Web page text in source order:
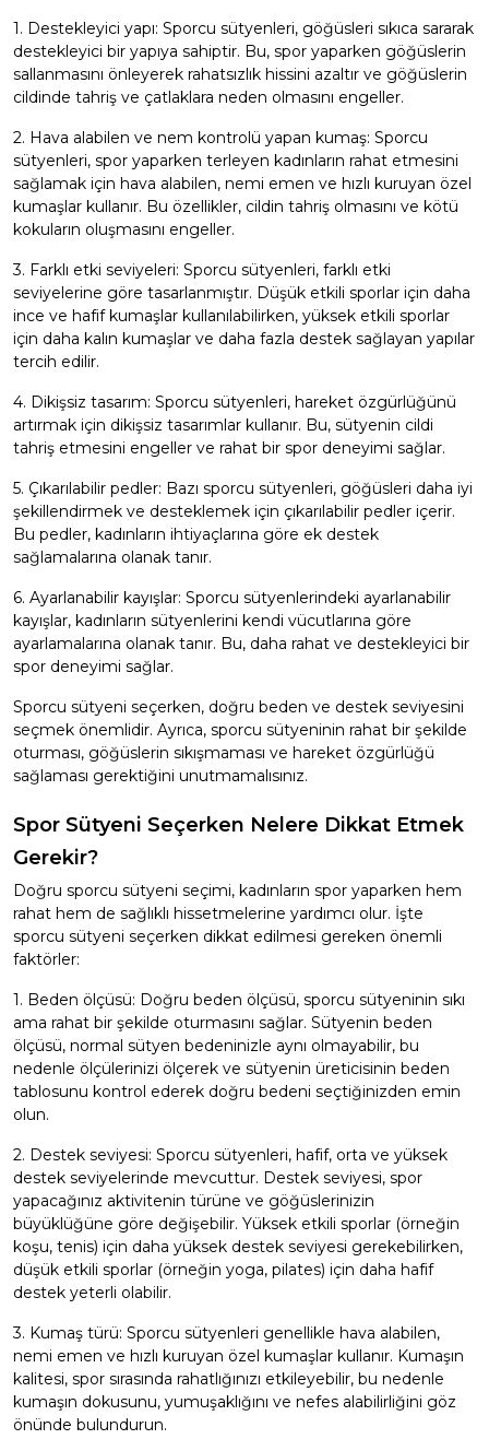
1. Destekleyici yapı: Sporcu sütyenleri, göğüsleri sıkıca sararak
destekleyici bir yapıya sahiptir. Bu, spor yaparken göğüslerin
sallanmasını önleyerek rahatsızlık hissini azaltır ve göğüslerin
cildinde tahriş ve çatlaklara neden olmasını engeller.
2. Hava alabilen ve nem kontrolü yapan kumaş: Sporcu
sütyenleri, spor yaparken terleyen kadınların rahat etmesini
sağlamak için hava alabilen, nemi emen ve hızlı kuruyan özel
kumaşlar kullanır. Bu özellikler, cildin tahriş olmasını ve kötü
kokuların oluşmasını engeller.
3. Farklı etki seviyeleri: Sporcu sütyenleri, farklı etki
seviyelerine göre tasarlanmıştır. Düşük etkili sporlar için daha
ince ve hafif kumaşlar kullanılabilirken, yüksek etkili sporlar
için daha kalın kumaşlar ve daha fazla destek sağlayan yapılar
tercih edilir.
4. Dikişsiz tasarım: Sporcu sütyenleri, hareket özgürlüğünü
artırmak için dikişsiz tasarımlar kullanır. Bu, sütyenin cildi
tahriş etmesini engeller ve rahat bir spor deneyimi sağlar.
5. Çıkarılabilir pedler: Bazı sporcu sütyenleri, göğüsleri daha iyi
şekillendirmek ve desteklemek için çıkarılabilir pedler içerir.
Bu pedler, kadınların ihtiyaçlarına göre ek destek
sağlamalarına olanak tanır.
6. Ayarlanabilir kayışlar: Sporcu sütyenlerindeki ayarlanabilir
kayışlar, kadınların sütyenlerini kendi vücutlarına göre
ayarlamalarına olanak tanır. Bu, daha rahat ve destekleyici bir
spor deneyimi sağlar.
Sporcu sütyeni seçerken, doğru beden ve destek seviyesini
seçmek önemlidir. Ayrıca, sporcu sütyeninin rahat bir şekilde
oturması, göğüslerin sıkışmaması ve hareket özgürlüğü
sağlaması gerektiğini unutmamalısınız.
Spor Sütyeni Seçerken Nelere Dikkat Etmek
Gerekir?
Doğru sporcu sütyeni seçimi, kadınların spor yaparken hem
rahat hem de sağlıklı hissetmelerine yardımcı olur. İşte
sporcu sütyeni seçerken dikkat edilmesi gereken önemli
faktörler:
1. Beden ölçüsü: Doğru beden ölçüsü, sporcu sütyeninin sıkı
ama rahat bir şekilde oturmasını sağlar. Sütyenin beden
ölçüsü, normal sütyen bedeninizle aynı olmayabilir, bu
nedenle ölçülerinizi ölçerek ve sütyenin üreticisinin beden
tablosunu kontrol ederek doğru bedeni seçtiğinizden emin
olun.
2. Destek seviyesi: Sporcu sütyenleri, hafif, orta ve yüksek
destek seviyelerinde mevcuttur. Destek seviyesi, spor
yapacağınız aktivitenin türüne ve göğüslerinizin
büyüklüğüne göre değişebilir. Yüksek etkili sporlar (örneğin
koşu, tenis) için daha yüksek destek seviyesi gerekebilirken,
düşük etkili sporlar (örneğin yoga, pilates) için daha hafif
destek yeterli olabilir.
3. Kumaş türü: Sporcu sütyenleri genellikle hava alabilen,
nemi emen ve hızlı kuruyan özel kumaşlar kullanır. Kumaşın
kalitesi, spor sırasında rahatlığınızı etkileyebilir, bu nedenle
kumaşın dokusunu, yumuşaklığını ve nefes alabilirliğini göz
önünde bulundurun.